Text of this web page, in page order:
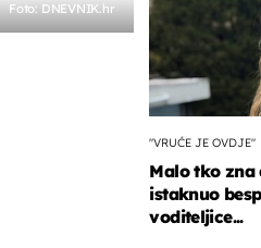
Foto: DNEVNIK.hr
"VRUĆE JE OVDJE"
Malo tko zna
istaknuo
voditeljice...